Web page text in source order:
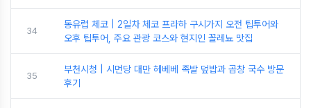
34
동유럽 체코 | 2일차 체코 프라하 구시가지 오전 팁투어와
오후 팁투어, 주요 관광 코스와 현지인 꼴레뇨 맛집
35
부천시청 | 시먼당 대만 헤베베 족발 덮밥과 곱창 국수 방문
후기